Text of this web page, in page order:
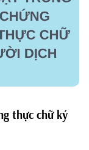
thực chữ ký